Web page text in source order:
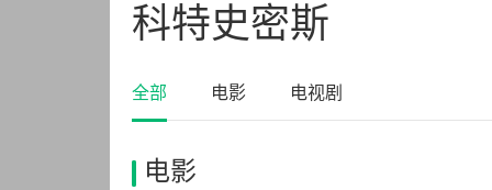
科特史密斯
全部 电影 电视剧
电影